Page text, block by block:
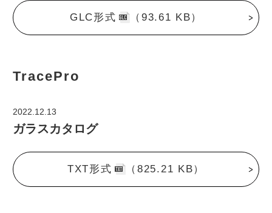
GLC形式 （93.61 KB）
TracePro
2022.12.13
ガラスカタログ
TXT形式 （825.21 KB）